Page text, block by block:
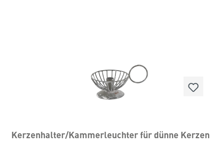
Kerzenhalter/Kammerleuchter für dünne Kerzen